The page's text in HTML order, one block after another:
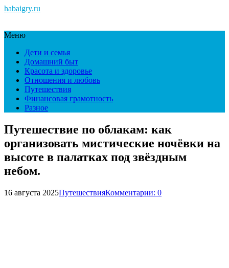
habaigry.ru
Меню
Дети и семья
Домашний быт
Красота и здоровье
Отношения и любовь
Путешествия
Финансовая грамотность
Разное
Путешествие по облакам: как
организовать мистические ночёвки на
высоте в палатках под звёздным
небом.
16 августа 2025ПутешествияКомментарии: 0